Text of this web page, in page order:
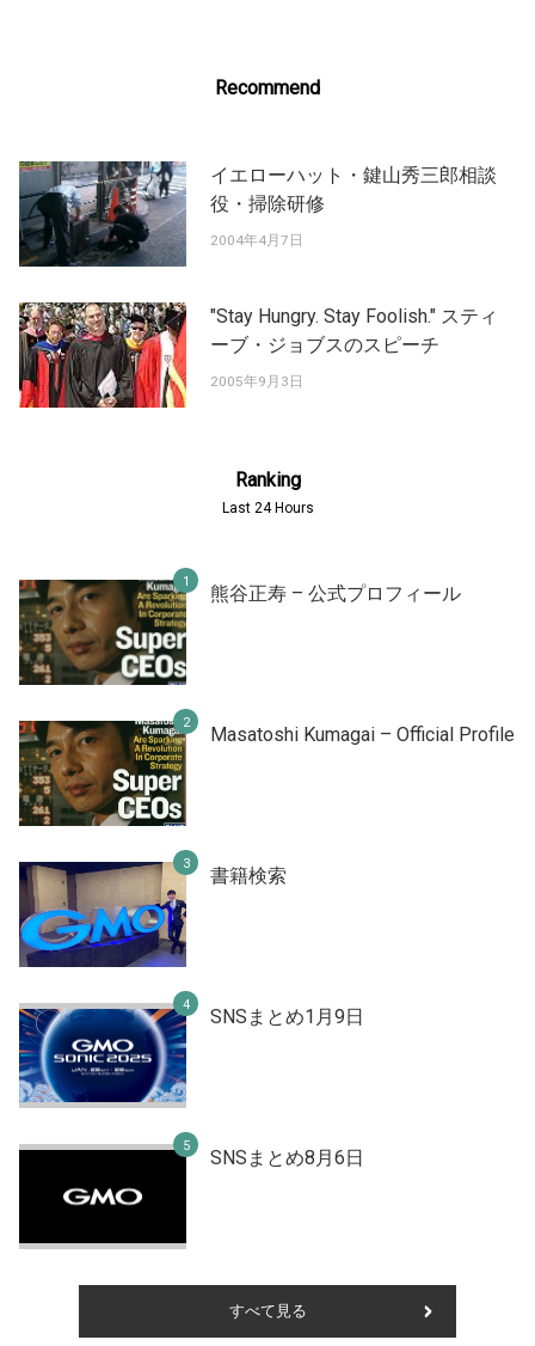
Recommend
イエローハット・鍵山秀三郎相談
役・掃除研修
2004年4月7日
"Stay Hungry. Stay Foolish." スティ
ーブ・ジョブスのスピーチ
2005年9月3日
Ranking
Last 24 Hours
熊谷正寿 – 公式プロフィール
Masatoshi Kumagai – Official Profile
書籍検索
SNSまとめ1月9日
SNSまとめ8月6日
すべて見る